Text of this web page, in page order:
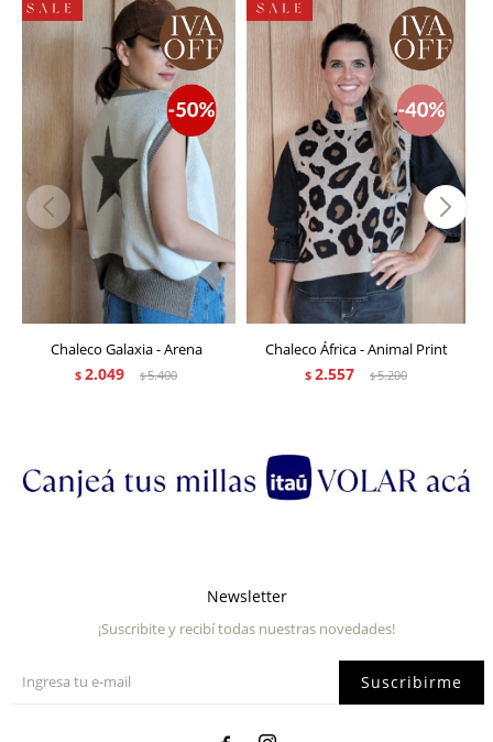
Chaleco Galaxia - Arena
$ 2.049 $5.400
Chaleco África - Animal Print
$ 2.557 $5.200
Newsletter
¡Suscribite y recibí todas nuestras novedades!
Suscribirme